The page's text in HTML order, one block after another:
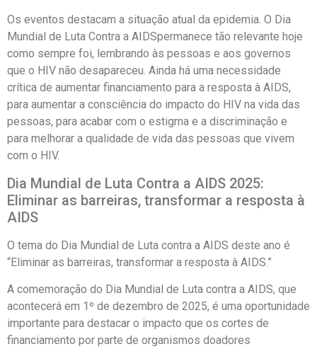
Os eventos destacam a situação atual da epidemia. O Dia
Mundial de Luta Contra a AIDSpermanece tão relevante hoje
como sempre foi, lembrando às pessoas e aos governos
que o HIV não desapareceu. Ainda há uma necessidade
crítica de aumentar financiamento para a resposta à AIDS,
para aumentar a consciência do impacto do HIV na vida das
pessoas, para acabar com o estigma e a discriminação e
para melhorar a qualidade de vida das pessoas que vivem
com o HIV.
Dia Mundial de Luta Contra a AIDS 2025:
Eliminar as barreiras, transformar a resposta à
AIDS
O tema do Dia Mundial de Luta contra a AIDS deste ano é
“Eliminar as barreiras, transformar a resposta à AIDS.”
A comemoração do Dia Mundial de Luta contra a AIDS, que
acontecerá em 1º de dezembro de 2025, é uma oportunidade
importante para destacar o impacto que os cortes de
financiamento por parte de organismos doadores